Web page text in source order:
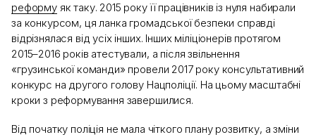
реформуяк таку. 2015 року її працівників із нуля набирали
за конкурсом, ця ланка громадської безпеки справді
відрізнялася від усіх інших. Інших міліціонерів протягом
2015–2016 років атестували, а після звільнення
«грузинської команди» провели 2017 року консультативний
конкурс на другого голову Нацполіції. На цьому масштабні
кроки з реформування завершилися.
Від початку поліція не мала чіткого плану розвитку, а зміни